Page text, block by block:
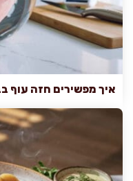
איך מפשירים חזה עוף